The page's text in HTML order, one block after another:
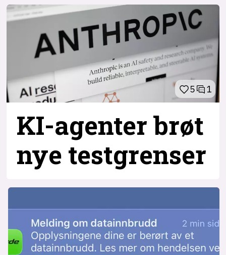
5 1
KI-agenter brøt
nye testgrenser